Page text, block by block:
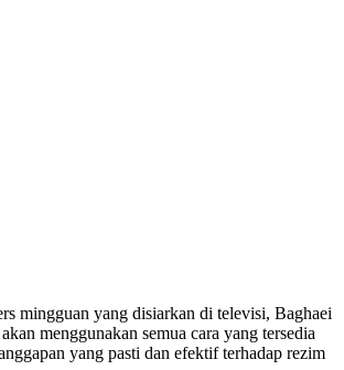
mingguan yang disiarkan di televisi, Baghaei
menggunakan semua cara yang tersedia
yang pasti dan efektif terhadap rezim